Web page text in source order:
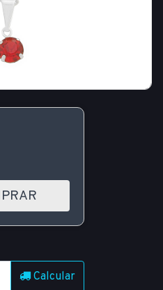
Calcular